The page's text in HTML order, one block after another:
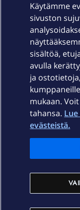
Laitteet & liittymät
Palvelut
Ajankohtaista
Elisa Oyj
In English
Käytämme
sivuston
sisältöä,
avulla
ja
mukaan.
tahansa.
evästeistä.